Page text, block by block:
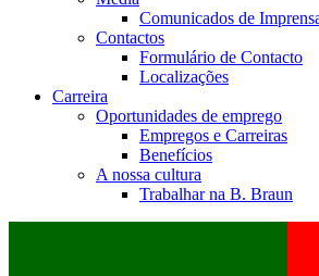
Comunicados de
Contactos
Formulário de Contacto
Localizações
Carreira
Oportunidades de emprego
Empregos e Carreiras
Benefícios
A nossa cultura
Trabalhar na B. Braun